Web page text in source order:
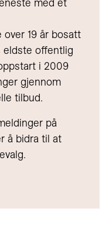
med et
19 år bosatt
eldste offentlig
i 2009
gjennom
tilbud.
på
å bidra til at